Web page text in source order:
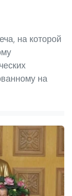
на которой
на